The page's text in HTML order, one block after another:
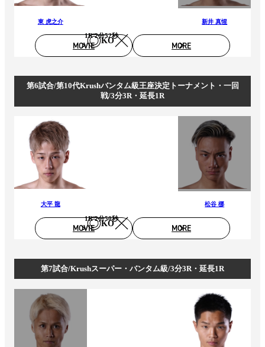
東 虎之介
KO
1R 2分52秒
新井 真惺
MOVIE MORE
第6試合/第10代Krushバンタム級王座決定トーナメント・一回
戦/3分3R・延長1R
大平 龍
KO
1R 2分50秒
松谷 梛
MOVIE MORE
第7試合/Krushスーパー・バンタム級/3分3R・延長1R